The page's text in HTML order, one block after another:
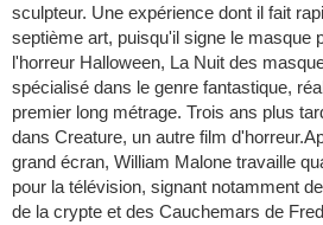
sculpteur. Une expérience dont il fait
septième art, puisqu'il signe le masque
l'horreur Halloween, La Nuit des
spécialisé dans le genre fantastique,
premier long métrage. Trois ans plus
dans Creature, un autre film
grand écran, William Malone travaille
pour la télévision, signant notamment
de la crypte et des Cauchemars de